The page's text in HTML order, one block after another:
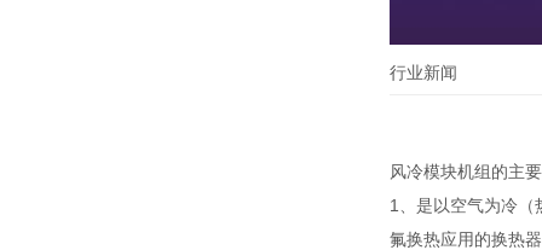
行业新闻
风冷模块机组的主
1、是以空气为冷（
氟换热应用的换热